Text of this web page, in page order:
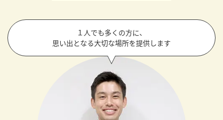
１人でも多くの方に、
思い出となる大切な場所を提供します